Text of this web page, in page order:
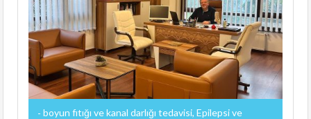
boyun fıtığı ve kanal darlığı tedavisi, Epilepsi ve